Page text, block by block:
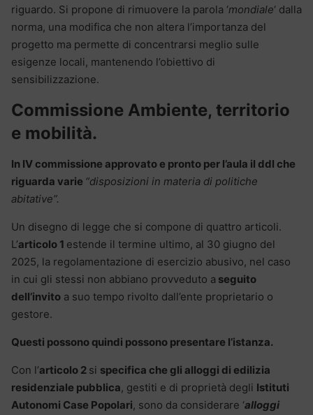
riguardo. Si propone di rimuovere la parola ‘mondiale‘ dalla
norma, una modifica che non altera l’importanza del
progetto ma permette di concentrarsi meglio sulle
esigenze locali, mantenendo l’obiettivo di
sensibilizzazione.
Commissione Ambiente, territorio
e mobilità.
In IV commissione approvato e pronto per l’aula il ddl che
riguarda varie “disposizioni in materia di politiche
abitative”.
Un disegno di legge che si compone di quattro articoli.
L’articolo 1 estende il termine ultimo, al 30 giugno del
2025, la regolamentazione di esercizio abusivo, nel caso
in cui gli stessi non abbiano provveduto a seguito
dell’invito a suo tempo rivolto dall’ente proprietario o
gestore.
Questi possono quindi possono presentare l’istanza.
Con l’articolo 2 si specifica che gli alloggi di edilizia
residenziale pubblica, gestiti e di proprietà degli Istituti
Autonomi Case Popolari, sono da considerare ‘alloggi